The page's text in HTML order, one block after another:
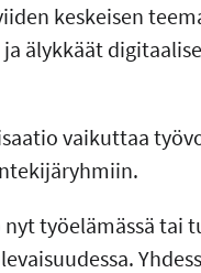
keskeisen
älykkäät
vaikuttaa
työelämässä tai